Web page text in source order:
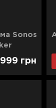
Sonos
грн